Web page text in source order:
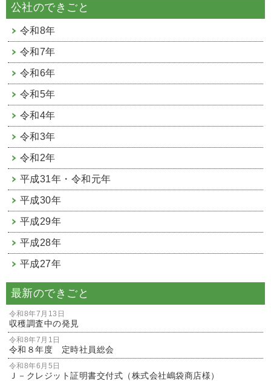
公社のできごと
令和8年
令和7年
令和6年
令和5年
令和4年
令和3年
令和2年
平成31年・令和元年
平成30年
平成29年
平成28年
平成27年
最新のできごと
令和8年7月13日
収穫調査中の発見
令和8年7月1日
令和８年度 定時社員総会
令和8年6月5日
Ｊ－クレジット証明書交付式（株式会社嶋袋商店様）